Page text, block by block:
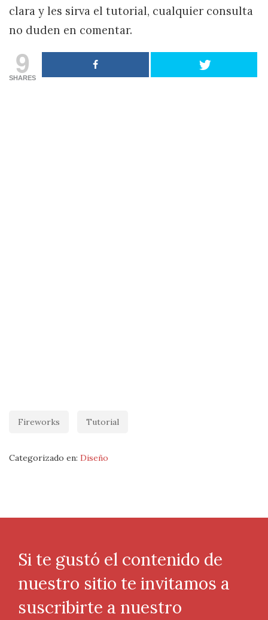
clara y les sirva el tutorial, cualquier consulta
no duden en comentar.
9
SHARES
Fireworks Tutorial
Categorizado en: Diseño
Si te gustó el contenido de
nuestro sitio te invitamos a
suscribirte a nuestro